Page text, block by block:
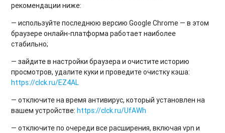
рекомендации ниже:
— используйте последнюю версию Google Chromе — в этом
браузере онлайн-платформа работает наиболее
стабильно;
— зайдите в настройки браузера и очистите историю
просмотров, удалите куки и проведите очистку кэша:
https://clck.ru/EZ4AL
— отключите на время антивирус, который установлен на
вашем устройстве:https://clck.ru/UfAWh
— отключите по очереди все расширения, включая vpn и